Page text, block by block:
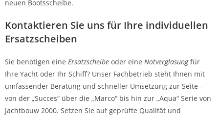
neuen Bootsscheibe.
Kontaktieren Sie uns für Ihre individuellen
Ersatzscheiben
Sie benötigen eine Ersatzscheibe oder eine Notverglasungfür
Ihre Yacht oder Ihr Schiff? Unser Fachbetrieb steht Ihnen mit
umfassender Beratung und schneller Umsetzung zur Seite –
von der „Succes“ über die „Marco“ bis hin zur „Aqua“ Serie von
Jachtbouw 2000. Setzen Sie auf geprüfte Qualität und